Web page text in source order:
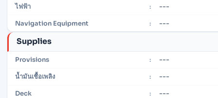
ไฟฟ้า : ---
Navigation Equipment : ---
Supplies
Provisions : ---
น้ำมันเชื้อเพลิง : ---
Deck : ---